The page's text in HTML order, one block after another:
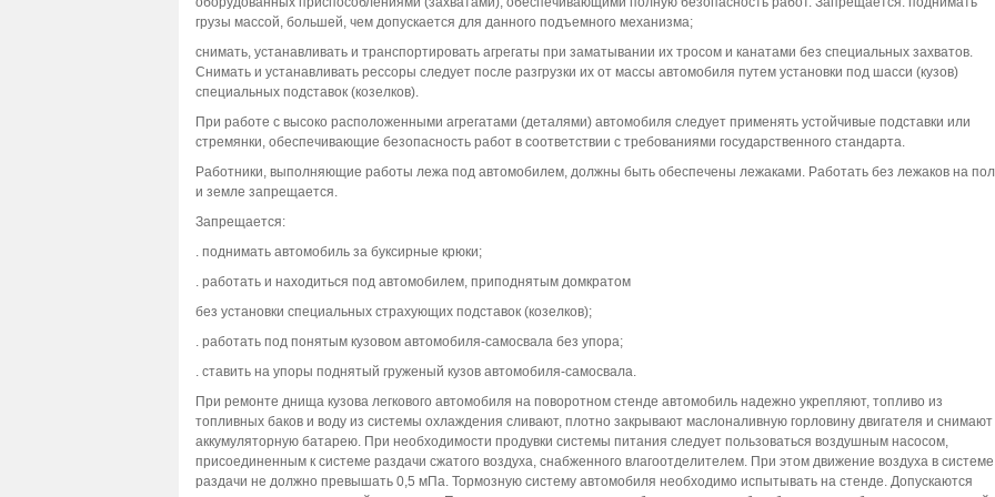
грузы массой, большей, чем допускается для данного подъемного механизма;
снимать, устанавливать и транспортировать агрегаты при заматывании их тросом и канатами без специальных захватов.
Снимать и устанавливать рессоры следует после разгрузки их от массы автомобиля путем установки под шасси (кузов)
специальных подставок (козелков).
При работе с высоко расположенными агрегатами (деталями) автомобиля следует применять устойчивые подставки или
стремянки, обеспечивающие безопасность работ в соответствии с требованиями государственного стандарта.
Работники, выполняющие работы лежа под автомобилем, должны быть обеспечены лежаками. Работать без лежаков на
и земле запрещается.
Запрещается:
. поднимать автомобиль за буксирные крюки;
. работать и находиться под автомобилем, приподнятым домкратом
без установки специальных страхующих подставок (козелков);
. работать под понятым кузовом автомобиля-самосвала без упора;
. ставить на упоры поднятый груженый кузов автомобиля-самосвала.
При ремонте днища кузова легкового автомобиля на поворотном стенде автомобиль надежно укрепляют, топливо из
топливных баков и воду из системы охлаждения сливают, плотно закрывают маслоналивную горловину двигателя и снимают
аккумуляторную батарею. При необходимости продувки системы питания следует пользоваться воздушным насосом,
присоединенным к системе раздачи сжатого воздуха, снабженного влагоотделителем. При этом движение воздуха в системе
раздачи не должно превышать 0,5 мПа. Тормозную систему автомобиля необходимо испытывать на стенде. Допускаются